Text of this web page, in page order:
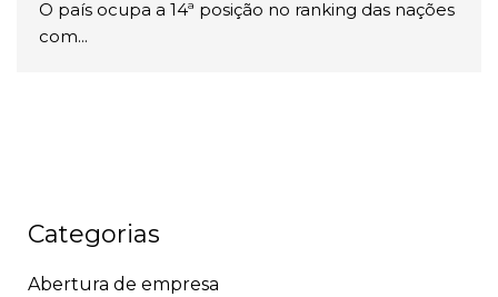
O país ocupa a 14ª posição no ranking das nações
com...
Categorias
Abertura de empresa